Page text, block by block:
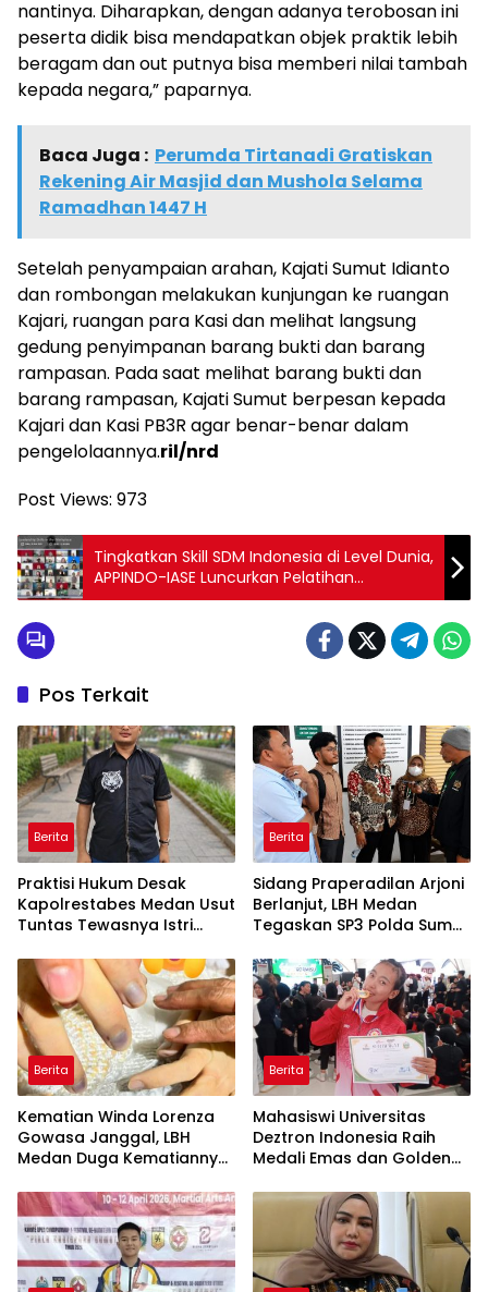
nantinya. Diharapkan, dengan adanya terobosan ini
peserta didik bisa mendapatkan objek praktik lebih
beragam dan out putnya bisa memberi nilai tambah
kepada negara,” paparnya.
Baca Juga : Perumda Tirtanadi Gratiskan
Rekening Air Masjid dan Mushola Selama
Ramadhan 1447 H
Setelah penyampaian arahan, Kajati Sumut Idianto
dan rombongan melakukan kunjungan ke ruangan
Kajari, ruangan para Kasi dan melihat langsung
gedung penyimpanan barang bukti dan barang
rampasan. Pada saat melihat barang bukti dan
barang rampasan, Kajati Sumut berpesan kepada
Kajari dan Kasi PB3R agar benar-benar dalam
pengelolaannya.ril/nrd
Post Views: 973
Tingkatkan Skill SDM Indonesia di Level Dunia,
APPINDO-IASE Luncurkan Pelatihan
Bersandar Internasional
Pos Terkait
Berita
Praktisi Hukum Desak
Kapolrestabes Medan Usut
Tuntas Tewasnya Istri
Berita
Sidang Praperadilan Arjoni
Berlanjut, LBH Medan
Tegaskan SP3 Polda Sumut
Berita
Kematian Winda Lorenza
Gowasa Janggal, LBH
Medan Duga Kematiannya
Ada Dugaan Tundak
Pidana
Berita
Mahasiswi Universitas
Deztron Indonesia Raih
Medali Emas dan Golden